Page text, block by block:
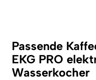
Passende
EKG PRO
Wasserkocher